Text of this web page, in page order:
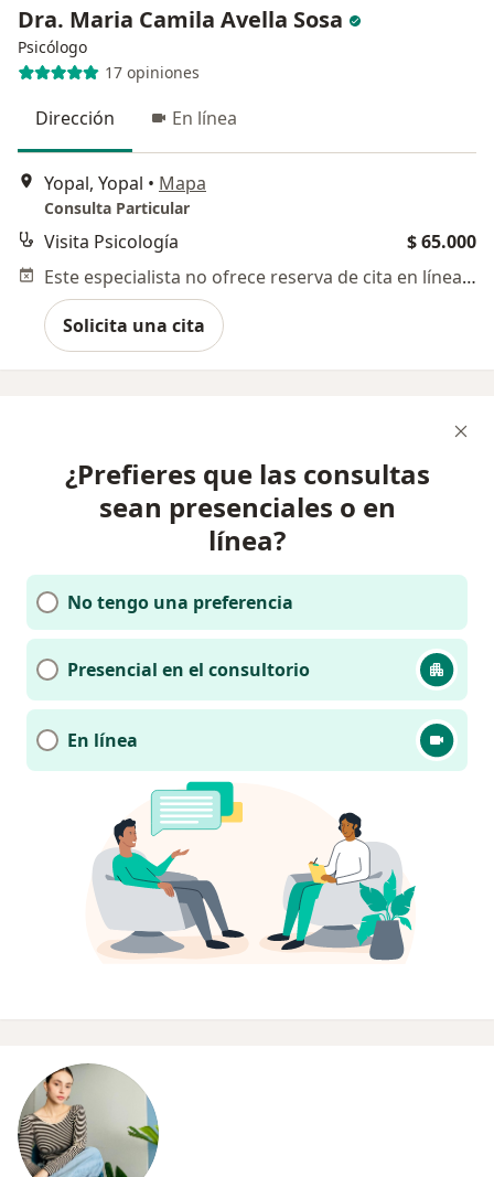
Dra. Maria Camila Avella Sosa
Psicólogo
17 opiniones
Dirección En línea
Yopal, Yopal • Mapa
Consulta Particular
Visita Psicología
$ 65.000
Este especialista no ofrece reserva de cita en línea en esta dirección.
Solicita una cita
¿Prefieres que las consultas
sean presenciales o en
línea?
No tengo una preferencia
Presencial en el consultorio
En línea